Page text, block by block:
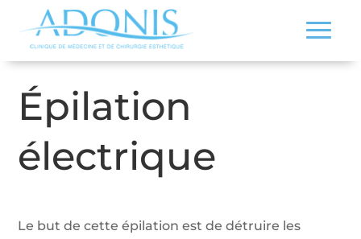
Épilation
électrique
Le but de cette épilation est de détruire les